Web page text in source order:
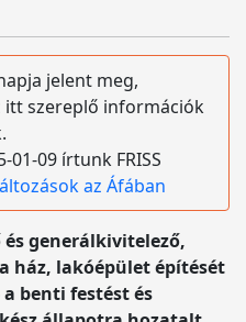
jelent meg,
itt szereplő információk
09 írtunk FRISS
az Áfában
generálkivitelező,
ház, lakóépület építését
benti festést és